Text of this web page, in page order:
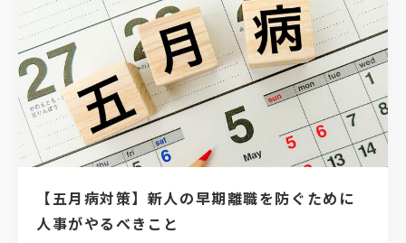
【五月病対策】新人の早期離職を防ぐために
人事がやるべきこと